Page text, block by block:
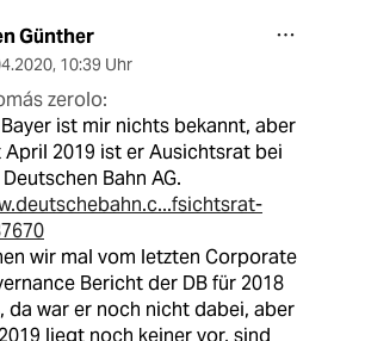
Günther
, 10:39 Uhr
zerolo:
ist mir nichts bekannt, aber
April 2019 ist er Ausichtsrat bei
Bahn AG.
wir mal vom letzten Corporate
Bericht der DB für 2018
da war er noch nicht dabei, aber
liegt noch keiner vor, sind